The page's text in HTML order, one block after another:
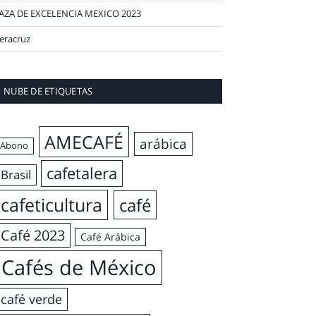
DE EXCELENCIA MEXICO 2023
NUBE DE ETIQUETAS
Abono AMECAFÉ arábica
Brasil cafetalera
cafeticultura café
Café 2023 Café Arábica
Cafés de México
café verde